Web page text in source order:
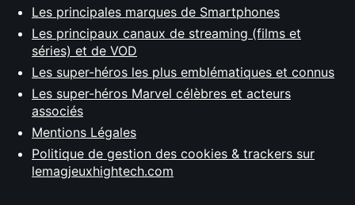
Les principales marques de Smartphones
Les principaux canaux de streaming (films et
séries) et de VOD
Les super-héros les plus emblématiques et connus
Les super-héros Marvel célèbres et acteurs
associés
Mentions Légales
Politique de gestion des cookies & trackers sur
lemagjeuxhightech.com